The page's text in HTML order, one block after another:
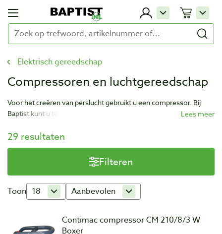
Elektrisch gereedschap
Compressoren en luchtgereedschap
Voor het creëren van perslucht gebruikt u een compressor. Bij
Baptist kunt u terecht voor compressoren en toebehoren om uw
29 resultaten
Filteren
Toon 18 Aanbevolen
Contimac compressor CM 210/8/3 W
Boxer